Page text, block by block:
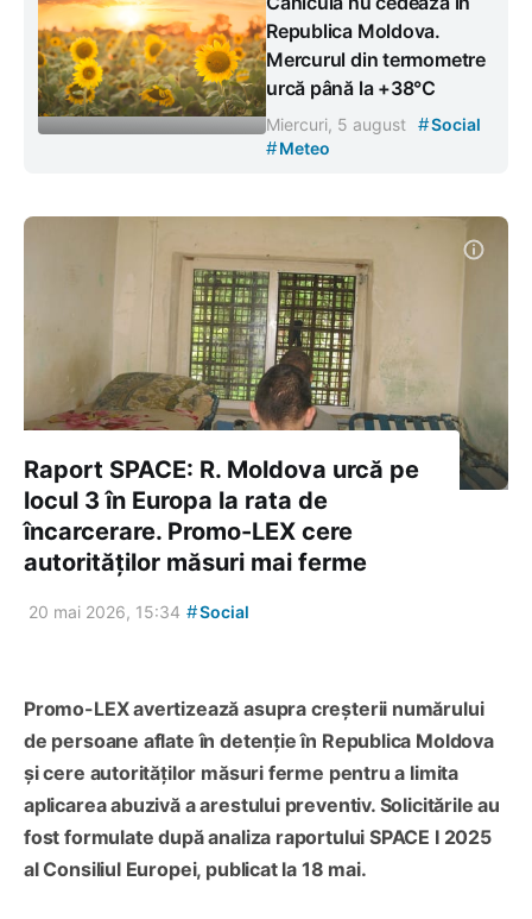
Republica Moldova.
Mercurul din termometre
urcă până la +38°C
Miercuri, 5 august #Social
#Meteo
Raport SPACE: R. Moldova urcă pe
locul 3 în Europa la rata de
încarcerare. Promo-LEX cere
autorităților măsuri mai ferme
20 mai 2026, 15:34 #Social
Promo-LEX avertizează asupra creșterii numărului
de persoane aflate în detenție în Republica Moldova
și cere autorităților măsuri ferme pentru a limita
aplicarea abuzivă a arestului preventiv. Solicitările au
fost formulate după analiza raportului SPACE I 2025
al Consiliul Europei, publicat la 18 mai.